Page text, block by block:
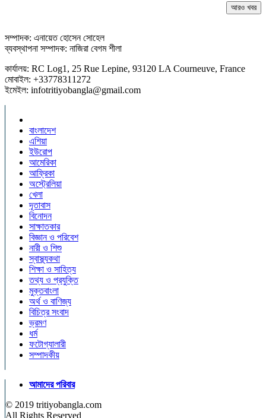
আরও খবর
সম্পাদক: এনায়েত হোসেন সোহেল
ব্যবস্থাপনা সম্পাদক: নাজিরা বেগম শীলা
কার্যালয়: RC Log1, 25 Rue Lepine, 93120 LA Courneuve, France
মোবাইল: +33778311272
ইমেইল: infotritiyobangla@gmail.com
বাংলাদেশ
এশিয়া
ইউরোপ
আমেরিকা
আফ্রিকা
অস্ট্রেলিয়া
খেলা
দূতাবাস
বিনোদন
সাক্ষাতকার
বিজ্ঞান ও পরিবেশ
নারী ও শিশু
স্বাস্থ্যকথা
শিক্ষা ও সাহিত্য
তথ্য ও প্রযুক্তি
মুক্তবাংলা
অর্থ ও বাণিজ্য
বিচিত্র সংবাদ
ভ্রমণ
ধর্ম
ফটোগ্যালারী
সম্পাদকীয়
আমাদের পরিবার
© 2019 tritiyobangla.com
All Rights Reserved